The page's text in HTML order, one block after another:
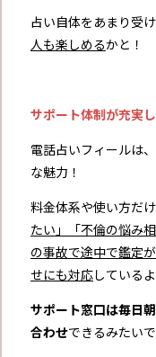
占い自体をあまり受
人も楽しめるかと！
サポート体制が充実
電話占いフィールは
な魅力！
料金体系や使い方だけ
たい」「不倫の悩み
の事故で途中で鑑定
せにも対応している
サポート窓口は毎日
合わせできるみたいで